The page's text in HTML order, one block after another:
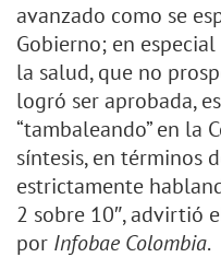
avanzado como se
Gobierno; en
la salud, que no
logró ser aprobada,
“tambaleando” en la
síntesis, en términos
estrictamente
2 sobre 10″, advirtió
por Infobae Colombia.